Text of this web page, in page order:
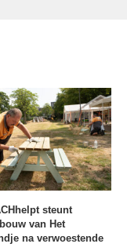
steunt
van Het
na verwoestende